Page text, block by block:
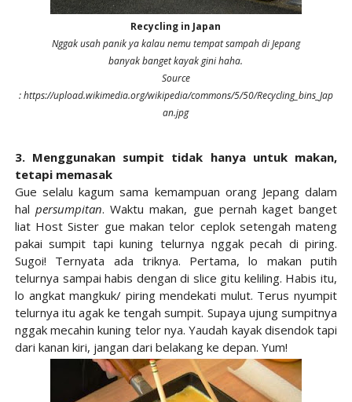
Recycling in Japan
Nggak usah panik ya kalau nemu tempat sampah di Jepang
banyak banget kayak gini haha.
Source
: https://upload.wikimedia.org/wikipedia/commons/5/50/Recycling_bins_Jap
an.jpg
3. Menggunakan sumpit tidak hanya untuk makan,
tetapi memasak
Gue selalu kagum sama kemampuan orang Jepang dalam
halpersumpitan. Waktu makan, gue pernah kaget banget
liat Host Sister gue makan telor ceplok setengah mateng
pakai sumpit tapi kuning telurnya nggak pecah di piring.
Sugoi! Ternyata ada triknya. Pertama, lo makan putih
telurnya sampai habis dengan di slice gitu keliling. Habis itu,
lo angkat mangkuk/ piring mendekati mulut. Terus nyumpit
telurnya itu agak ke tengah sumpit. Supaya ujung sumpitnya
nggak mecahin kuning telor nya. Yaudah kayak disendok tapi
dari kanan kiri, jangan dari belakang ke depan. Yum!